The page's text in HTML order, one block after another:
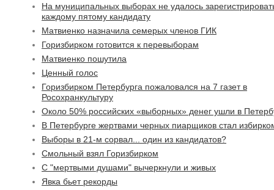
На муниципальных выборах не удалось
каждому пятому кандидату
Матвиенко назначила семерых членов ГИК
Горизбирком готовится к перевыборам
Матвиенко пошутила
Ценный голос
Горизбирком Петербурга пожаловался на 7 газет в
Росохранкультуру
Около 50% российских «выборных» денег ушли в
В Петербурге жертвами черных пиарщиков стал
Выборы в 21-м сорвал... один из кандидатов?
Смольный взял Горизбирком
С "мертвыми душами" вычеркнули и живых
Явка бьет рекорды